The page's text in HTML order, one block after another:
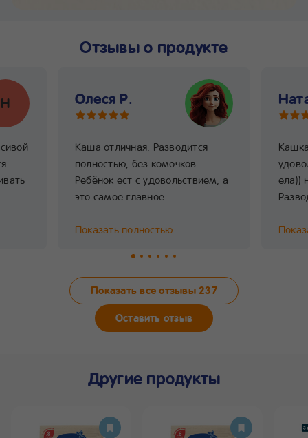
Отзывы о продукте
Н Олеся Р.
Каша отличная. Разводится
полностью, без комочков.
Ребёнок ест с удовольствием, а
это самое главное....
Показать полностью
ела))
Показать все отзывы 237
Оставить отзыв
Другие продукты